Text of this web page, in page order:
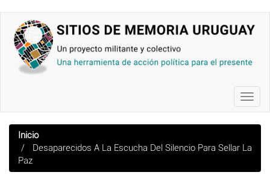
contenido
principal
Inicio
Desaparecidos A La Escucha Del Silencio Para Sellar La
Paz